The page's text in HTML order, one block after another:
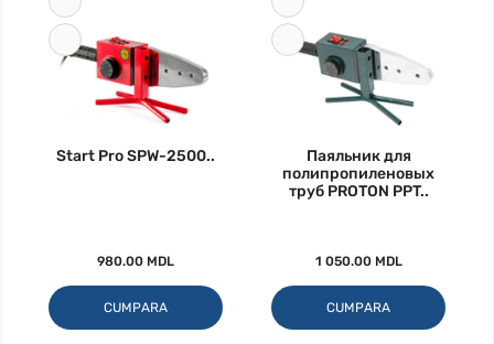
Start Pro SPW-2500..
980.00 MDL
CUMPARA
Паяльник для
полипропиленовых
труб PROTON PPT..
1 050.00 MDL
CUMPARA